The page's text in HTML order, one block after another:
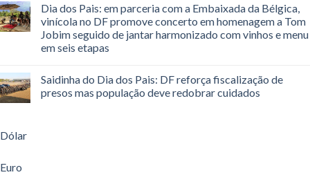
Dia dos Pais: em parceria com a Embaixada da Bélgica,
vinícola no DF promove concerto em homenagem a Tom
Jobim seguido de jantar harmonizado com vinhos e menu
em seis etapas
Saidinha do Dia dos Pais: DF reforça fiscalização de
presos mas população deve redobrar cuidados
Dólar
Euro